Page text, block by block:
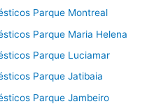
Parque Montreal
Parque Maria Helena
Parque Luciamar
Parque Jatibaia
Parque Jambeiro